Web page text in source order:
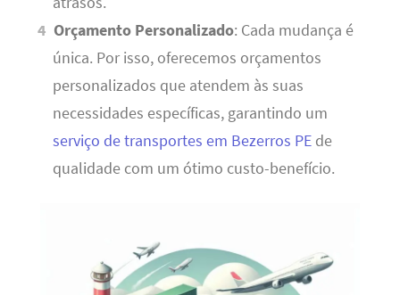
Orçamento Personalizado: Cada mudança é
única. Por isso, oferecemos orçamentos
personalizados que atendem às suas
necessidades específicas, garantindo um
serviço de transportes em Bezerros PEde
qualidade com um ótimo custo-benefício.